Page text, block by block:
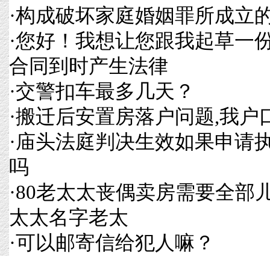
·构成破坏家庭婚姻罪所成立
·您好！我想让您跟我起草一
合同到时产生法律
·交警扣车最多几天？
·搬迁后安置房落户问题,我户
·庙头法庭判决生效如果申请
吗
·80老太太丧偶卖房需要全部
太太名字老太
·可以邮寄信给犯人嘛？